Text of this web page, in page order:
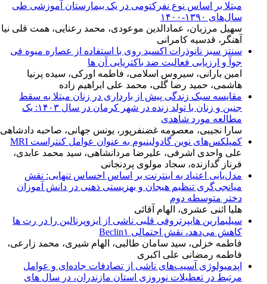
مبتلا بر اساس نوع نفرکتومی در یک بیمارستان آموزشی طی
سال‌های ۱۳۹۰-۱۴۰۰
سهیل مرزبان، عمادالدین موعودی، محمد رعنایی، همت قلی نیا
آهنگر، قدسیه کامرانی
سنتز سبز نانوذرات اکسید روی با استفاده از عصاره میوه فی
جوآ و ارزیابی فعالیت ضد باکتریایی آن ها
امین بارانی، سیروس اسلامی، فاطمه اورکی، سیده پرنیا
هاشمی، حمید رضا گلی، محمد علی ابراهیم زاده
مقایسه سبک زندگی پیش از بارداری در زنان مبتلا به سقط
جنین و زنان با تولد زنده در شهر کرمان در سال ۱۴۰۳: یک
مطالعه مورد شاهدی
سارا نجیبی، معصومه غضنفرپور، یونس جهانی، صاحبه دادشاهی
کمپلکس‌های نوین گادولینیوم به عنوان عوامل کنتراست MRI
علی واحدی اشرفی، علیرضا مردانشاهی، سید محمد عابدی،
فرناز گدازنده، سجاد مولوی پردنجانی
مدل‌یابی اعتیاد به اینترنت بر اساس احساس تنهایی: نقش
میانجی‌گری تنظیم هیجان و بهزیستی ذهنی در دانش آموزان
دختر متوسطه دوم
هلیا اثنی عشری، الهام آقائی
سیلیمارین هایپرتروفی قلبی ناشی از ایزوپرنالین را در رت ‌ها
کاهش می‌دهد، نقش احتمالی Beclin۱
فاطمه خزلی، سید سامان طالبی، الهام شیری، محمد زارعی،
فاطمه رمضانی علی اکبری
اپدمیولوژی آسیب‌های ناشی از تصادفات جاده‌ای و عوامل
مرتبط در تعطیلات نوروزی استان مازندران، در سال های